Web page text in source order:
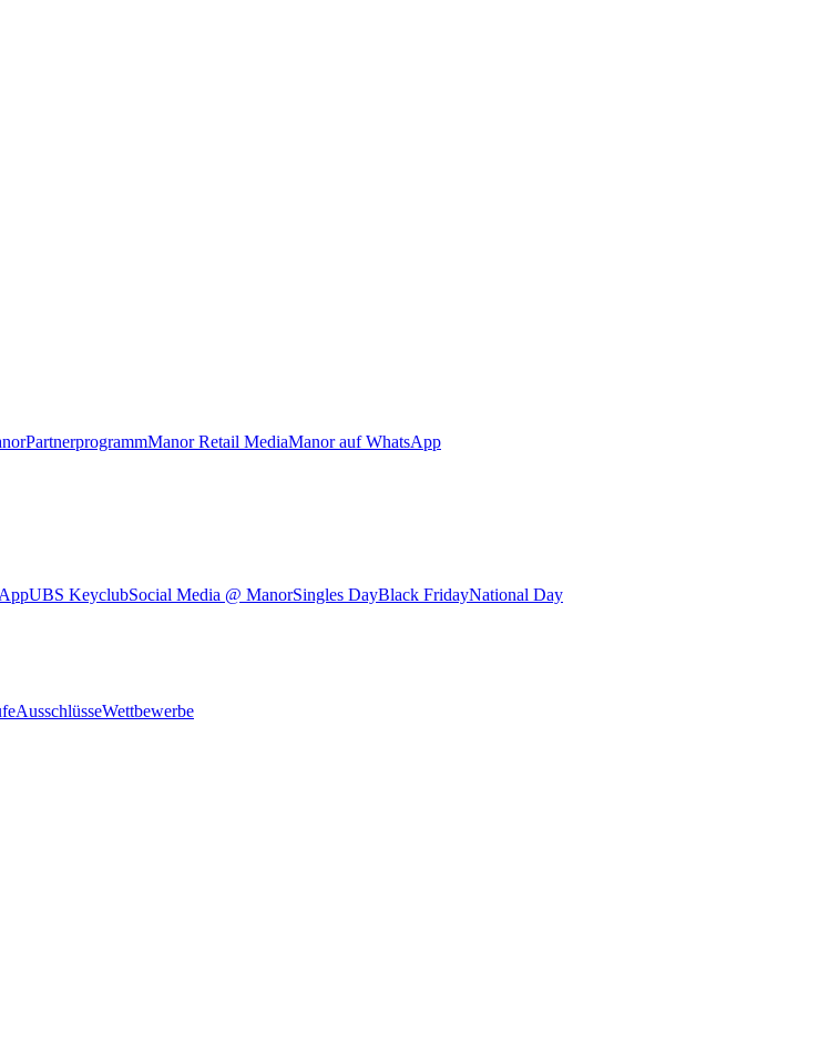
PartnerprogrammManor Retail MediaManor auf WhatsApp
UBS KeyclubSocial Media @ ManorSingles DayBlack FridayNational Day
AusschlüsseWettbewerbe